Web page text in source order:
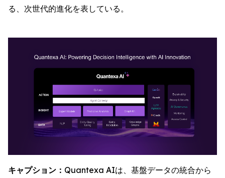
る、次世代的進化を表している。
キャプション： Quantexa AIは、基盤データの統合から